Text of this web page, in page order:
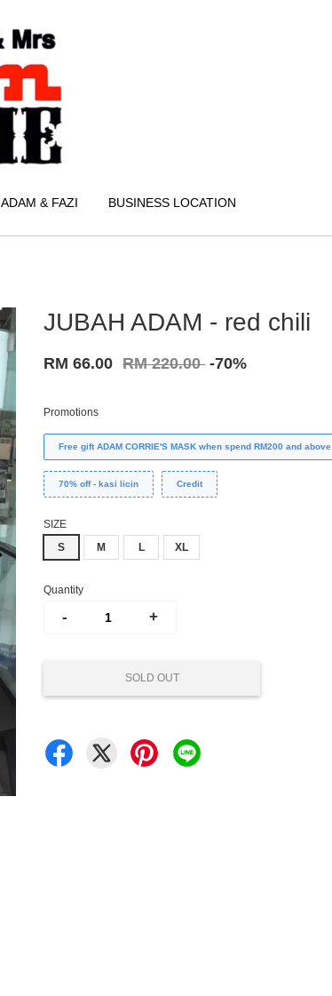
ADAM & FAZI BUSINESS LOCATION
JUBAH ADAM - red chili
RM 66.00 RM 220.00 -70%
Promotions
Free gift ADAM CORRIE'S MASK when spend RM200 and above
70% off - kasi licin Credit
SIZE
S
M L XL
Quantity
- +
SOLD OUT